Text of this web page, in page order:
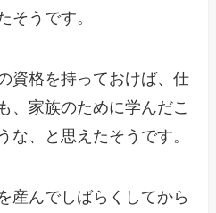
そうです。
資格を持っておけば、仕
、家族のために学んだこ
な、と思えたそうです。
産んでしばらくしてから